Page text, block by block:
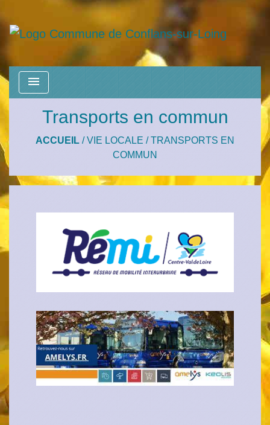
menu
Transports en commun
ACCUEIL /VIE LOCALE /TRANSPORTS EN
COMMUN